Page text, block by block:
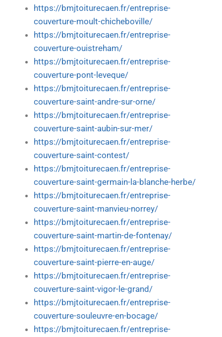
https://bmjtoiturecaen.fr/entreprise-
couverture-moult-chicheboville/
https://bmjtoiturecaen.fr/entreprise-
couverture-ouistreham/
https://bmjtoiturecaen.fr/entreprise-
couverture-pont-leveque/
https://bmjtoiturecaen.fr/entreprise-
couverture-saint-andre-sur-orne/
https://bmjtoiturecaen.fr/entreprise-
couverture-saint-aubin-sur-mer/
https://bmjtoiturecaen.fr/entreprise-
couverture-saint-contest/
https://bmjtoiturecaen.fr/entreprise-
couverture-saint-germain-la-blanche-herbe/
https://bmjtoiturecaen.fr/entreprise-
couverture-saint-manvieu-norrey/
https://bmjtoiturecaen.fr/entreprise-
couverture-saint-martin-de-fontenay/
https://bmjtoiturecaen.fr/entreprise-
couverture-saint-pierre-en-auge/
https://bmjtoiturecaen.fr/entreprise-
couverture-saint-vigor-le-grand/
https://bmjtoiturecaen.fr/entreprise-
couverture-souleuvre-en-bocage/
https://bmjtoiturecaen.fr/entreprise-